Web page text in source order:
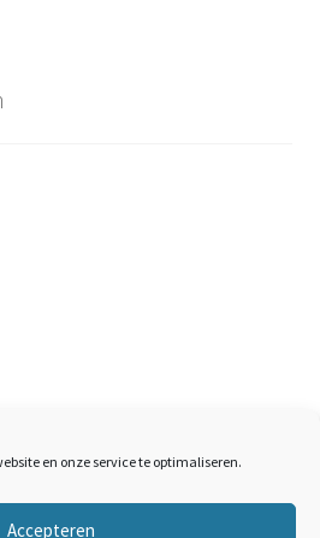
en onze service te optimaliseren.
Accepteren